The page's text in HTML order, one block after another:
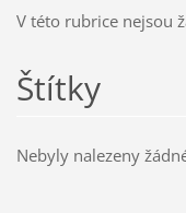
V této rubrice nejsou
Štítky
Nebyly nalezeny